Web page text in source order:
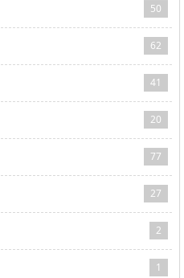
50
62
41
20
77
27
2
1